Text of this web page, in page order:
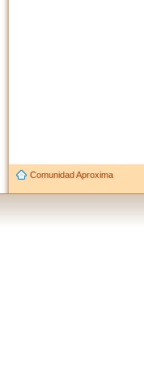
Comunidad Aproxima